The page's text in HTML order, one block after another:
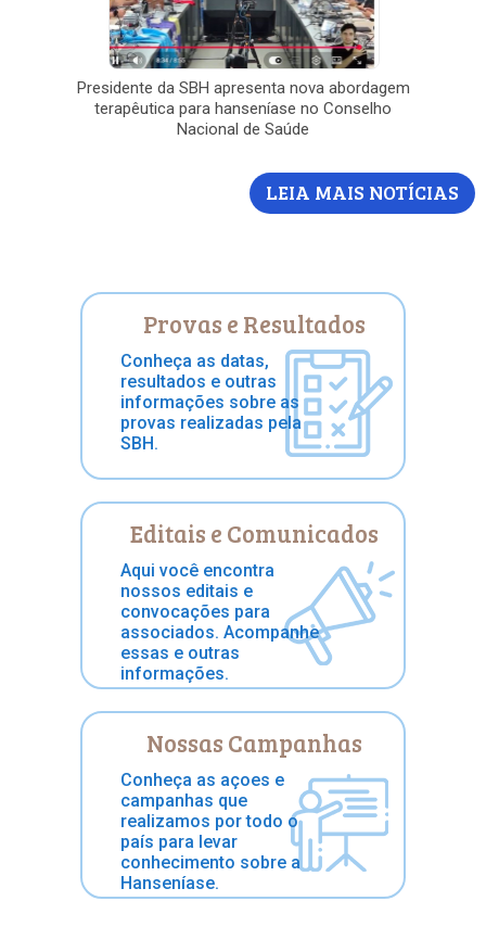
Presidente da SBH apresenta nova abordagem
terapêutica para hanseníase no Conselho
Nacional de Saúde
LEIA MAIS NOTÍCIAS
Provas e Resultados
Conheça as datas,
resultados e outras
informações sobre as
provas realizadas pela
SBH.
Editais e Comunicados
Aqui você encontra
nossos editais e
convocações para
associados. Acompanhe
essas e outras
informações.
Nossas Campanhas
Conheça as açoes e
campanhas que
realizamos por todo o
país para levar
conhecimento sobre a
Hanseníase.